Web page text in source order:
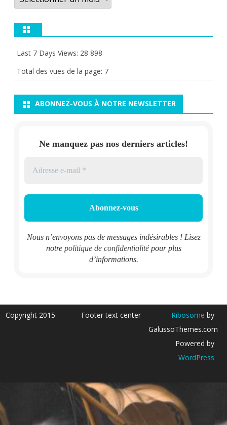
Last 7 Days Views: 28 898
Total des vues de la page: 7
ABONNEZ-VOUS À NOTRE NEWSLETTER
Ne manquez pas nos derniers articles!
Nous n’envoyons pas de messages indésirables ! Lisez
notre politique de confidentialitépour plus
d’informations.
Copyright 2015 Footer text center Ribosome by
GalussoThemes.com
Powered by
WordPress